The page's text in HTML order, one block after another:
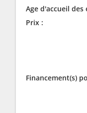
Age d'accueil des
Prix :
Financement(s)